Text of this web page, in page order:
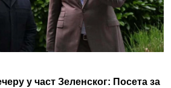
у част Зеленског: Посета за